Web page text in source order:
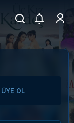
ÜYE OL